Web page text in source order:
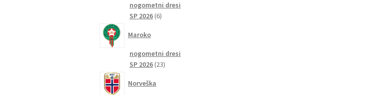
nogometni dresi
SP 2026 66
Maroko
nogometni dresi
SP 2026 2323
Norveška